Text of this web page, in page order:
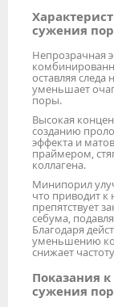
сужения пор
Непрозрачная
оставляя
уменьшает
поры.
Высокая
созданию
эффекта и
праймером,
коллагена.
Минипорил
что приводит к
препятствует
себума,
Благодаря
уменьшению
снижает
Показания
сужения